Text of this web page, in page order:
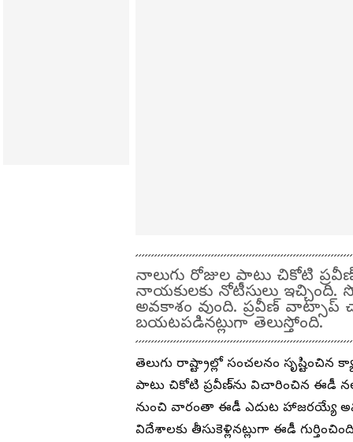
నాలుగు రోజుల పాటు చికోటి
నాయకులకు నోటీసులు
అవకాశం వుంది. ప్రవీణ్
బయటపడినట్లుగా తెలుస్తోంది.
తెలుగు రాష్ట్రాల్లో సంచలనం
పాటు చికోటి ప్రవీణ్‌ను విచారించిన ఈడీ
నుంచి వారంతా ఈడీ ఎదుట హాజరయ్యే
విదేశాలకు తీసుకెళ్లినట్లుగా ఈడీ